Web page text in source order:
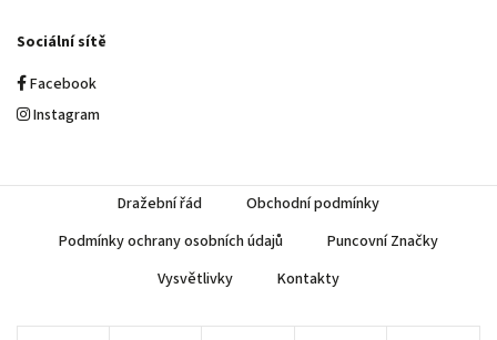
Sociální sítě
Facebook
Instagram
Dražební řád
Obchodní podmínky
Podmínky ochrany osobních údajů
Puncovní Značky
Vysvětlivky
Kontakty